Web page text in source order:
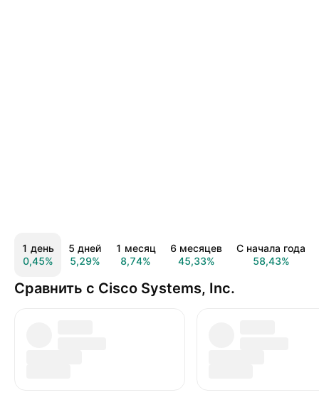
1 день
0,45%
5 дней
5,29%
1 месяц
8,74%
6 месяцев
45,33%
С начала года
58,43%
Сравнить с Cisco Systems, Inc.